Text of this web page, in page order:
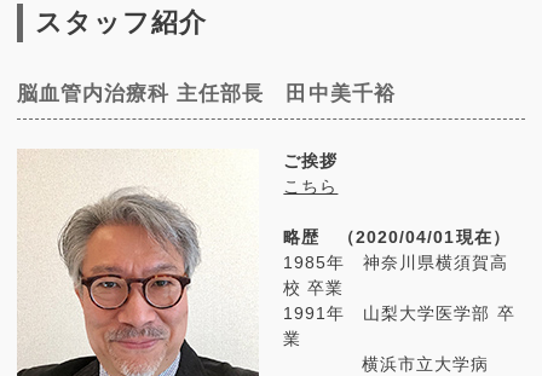
スタッフ紹介
脳血管内治療科 主任部長 田中美千裕
ご挨拶
こちら
略歴 （2020/04/01現在）
1985年 神奈川県横須賀高
校 卒業
1991年 山梨大学医学部 卒
業
横浜市立大学病